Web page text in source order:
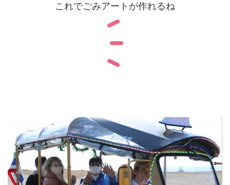
これでごみアートが作れるね